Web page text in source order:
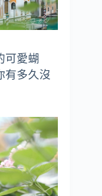
可愛蝴
有多久沒